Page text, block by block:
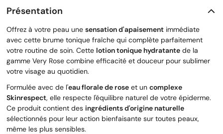
Présentation
Offrez à votre peau une sensation d'apaisement immédiate
avec cette brume tonique fraîche qui complète parfaitement
votre routine de soin. Cette lotion tonique hydratante de la
gamme Very Rose combine efficacité et douceur pour sublimer
votre visage au quotidien.
Formulée avec de l'eau florale de rose et un complexe
Skinrespect, elle respecte l'équilibre naturel de votre épiderme.
Ce produit contient des ingrédients d'origine naturelle
sélectionnés pour leur action bienfaisante sur toutes peaux,
même les plus sensibles.